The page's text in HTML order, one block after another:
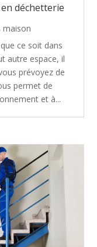
déchetterie
maison
ce soit dans
autre espace, il
prévoyez de
permet de
et à...